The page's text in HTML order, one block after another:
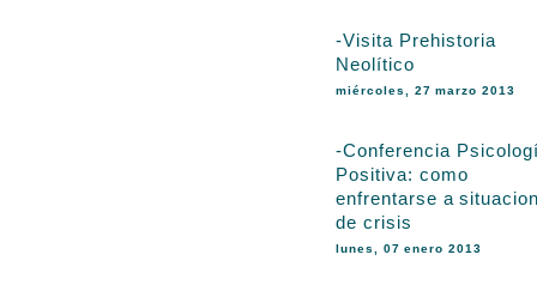
-Visita Prehistoria
Neolítico
miércoles, 27 marzo 2013
-Conferencia
Positiva: como
enfrentarse a
de crisis
lunes, 07 enero 2013